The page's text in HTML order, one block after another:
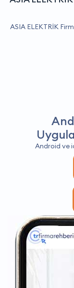
ASIA ELEKTRİK
Android ve